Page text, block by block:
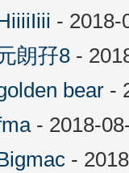
- 2018-
朗孖8 -
bear -
- 2018-
-